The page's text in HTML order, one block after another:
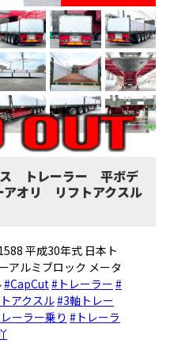
トレーラー 平ボデ
オリ リフトアクスル
平成30年式 日本ト
アルミブロック メータ
#CapCut#トレーラー #
アクスル#3軸トレー
ーラー乗り #トレーラ